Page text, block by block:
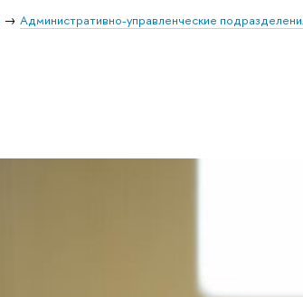
Административно-управленческие